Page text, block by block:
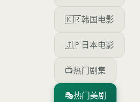
🇰🇷韩国电影
🇯🇵 日本电影
📺热门剧集
🎭热门美剧